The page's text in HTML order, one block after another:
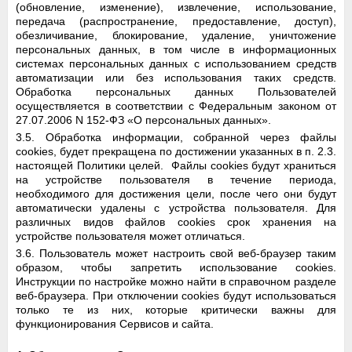
(обновление, изменение), извлечение, использование,
передача (распространение, предоставление, доступ),
обезличивание, блокирование, удаление, уничтожение
персональных данных, в том числе в информационных
системах персональных данных с использованием средств
автоматизации или без использования таких средств.
Обработка персональных данных Пользователей
осуществляется в соответствии с Федеральным законом от
27.07.2006 N 152-ФЗ «О персональных данных».
3.5. Обработка информации, собранной через файлы
cookies, будет прекращена по достижении указанных в п. 2.3.
настоящей Политики целей. Файлы cookies будут храниться
на устройстве пользователя в течение периода,
необходимого для достижения цели, после чего они будут
автоматически удалены с устройства пользователя. Для
различных видов файлов cookies срок хранения на
устройстве пользователя может отличаться.
3.6. Пользователь может настроить свой веб-браузер таким
образом, чтобы запретить использование cookies.
Инструкции по настройке можно найти в справочном разделе
веб-браузера. При отключении cookies будут использоваться
только те из них, которые критически важны для
функционирования Сервисов и сайта.